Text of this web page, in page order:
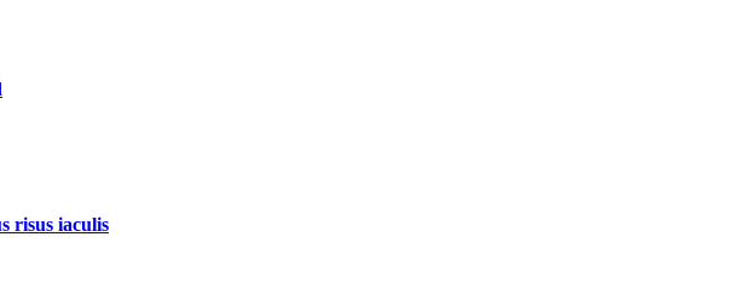
risus iaculis